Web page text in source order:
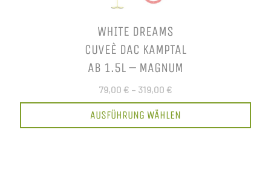
WHITE DREAMS
CUVEÈ DAC KAMPTAL
AB 1.5L – MAGNUM
79,00 € – 319,00 €
AUSFÜHRUNG WÄHLEN